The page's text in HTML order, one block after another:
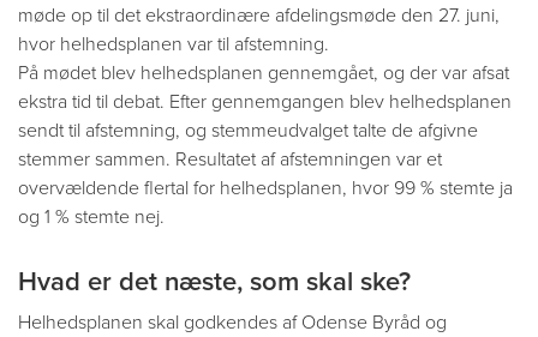
møde op til det ekstraordinære afdelingsmøde den 27. juni,
hvor helhedsplanen var til afstemning.
På mødet blev helhedsplanen gennemgået, og der var afsat
ekstra tid til debat. Efter gennemgangen blev helhedsplanen
sendt til afstemning, og stemmeudvalget talte de afgivne
stemmer sammen. Resultatet af afstemningen var et
overvældende flertal for helhedsplanen, hvor 99 % stemte ja
og 1 % stemte nej.
Hvad er det næste, som skal ske?
Helhedsplanen skal godkendes af Odense Byråd og